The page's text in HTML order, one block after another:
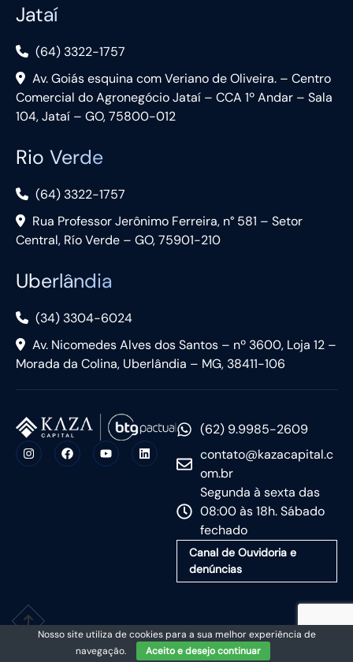
Jataí
(64) 3322-1757
Av. Goiás esquina com Veriano de Oliveira. – Centro
Comercial do Agronegócio Jataí – CCA 1º Andar – Sala
104, Jataí – GO, 75800-012
Rio Verde
(64) 3322-1757
Rua Professor Jerônimo Ferreira, n° 581 – Setor
Central, Río Verde – GO, 75901-210
Uberlândia
(34) 3304-6024
Av. Nicomedes Alves dos Santos – nº 3600, Loja 12 –
Morada da Colina, Uberlândia – MG, 38411-106
(62) 9.9985-2609
contato@kazacapital.c
om.br
Segunda à sexta das
08:00 às 18h. Sábado
fechado
Canal de Ouvidoria e
denúncias
Monitore todos os mercados no TradingView
Nosso site utiliza de cookies para a sua melhor experiência de
navegação.
Aceito e desejo continuar